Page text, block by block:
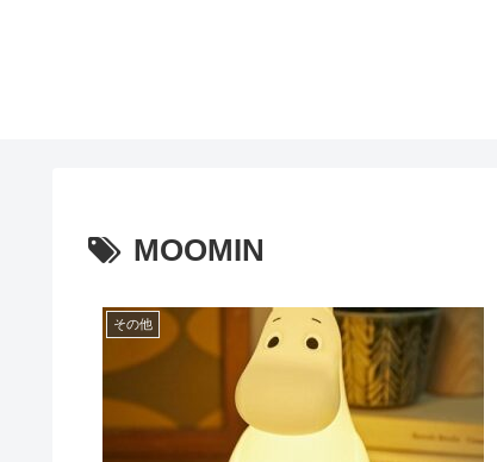
MOOMIN
その他